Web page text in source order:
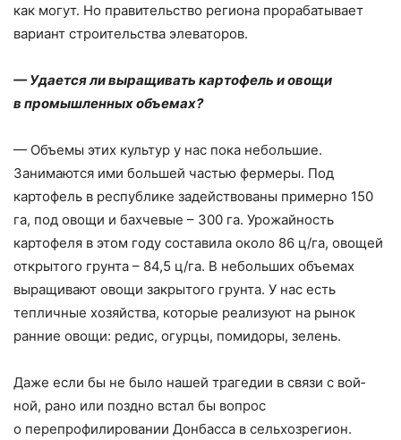
как могут. Но правительство региона прорабатывает
вариант строительства элеваторов.
— Удается ли выращивать картофель и овощи
в промышленных объемах?
— Объемы этих культур у нас пока небольшие.
Занимаются ими большей частью фермеры. Под
картофель в республике задействованы примерно 150
га, под овощи и бахчевые – ​300 га. Урожайность
картофеля в этом году составила около 86 ц/га, овощей
открытого грунта – ​84,5 ц/га. В небольших объемах
выращивают овощи закрытого грунта. У нас есть
тепличные хозяйства, которые реализуют на рынок
ранние овощи: редис, огурцы, помидоры, зелень.
Даже если бы не было нашей трагедии в связи с вой­
ной, рано или поздно встал бы вопрос
о перепрофилировании Донбасса в сельхозрегион.